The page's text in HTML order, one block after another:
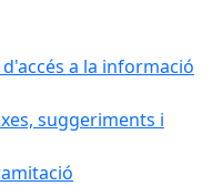
a la informació
suggeriments i